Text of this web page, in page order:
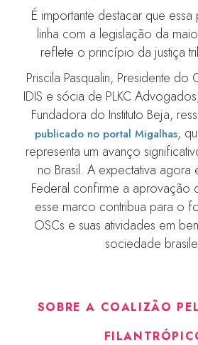
É importante destacar que
linha com a legislação da
reflete o princípio da justiça
Priscila Pasqualin, Presidente do
IDIS e sócia de PLKC
Fundadora do Instituto Beja,
publicado no portal Migalhas,
representa um avanço
no Brasil. A expectativa
Federal confirme a aprovação
esse marco contribua para o
OSCs e suas atividades em
sociedade
SOBRE A COALIZÃO